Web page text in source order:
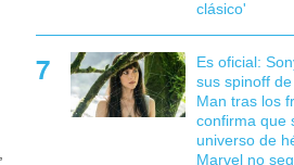
clásico'
Es oficial:
sus spinoff
Man tras los
confirma que
universo de
Marvel no